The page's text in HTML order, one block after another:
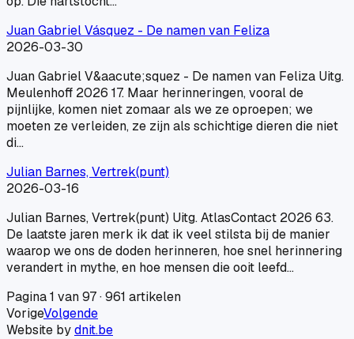
Juan Gabriel Vásquez - De namen van Feliza
2026-03-30
Juan Gabriel V&aacute;squez - De namen van Feliza Uitg.
Meulenhoff 2026 17. Maar herinneringen, vooral de
pijnlijke, komen niet zomaar als we ze oproepen; we
moeten ze verleiden, ze zijn als schichtige dieren die niet
di…
Julian Barnes, Vertrek(punt)
2026-03-16
Julian Barnes, Vertrek(punt) Uitg. AtlasContact 2026 63.
De laatste jaren merk ik dat ik veel stilsta bij de manier
waarop we ons de doden herinneren, hoe snel herinnering
verandert in mythe, en hoe mensen die ooit leefd…
Pagina1 van97·961 artikelen
VorigeVolgende
Website bydnit.be